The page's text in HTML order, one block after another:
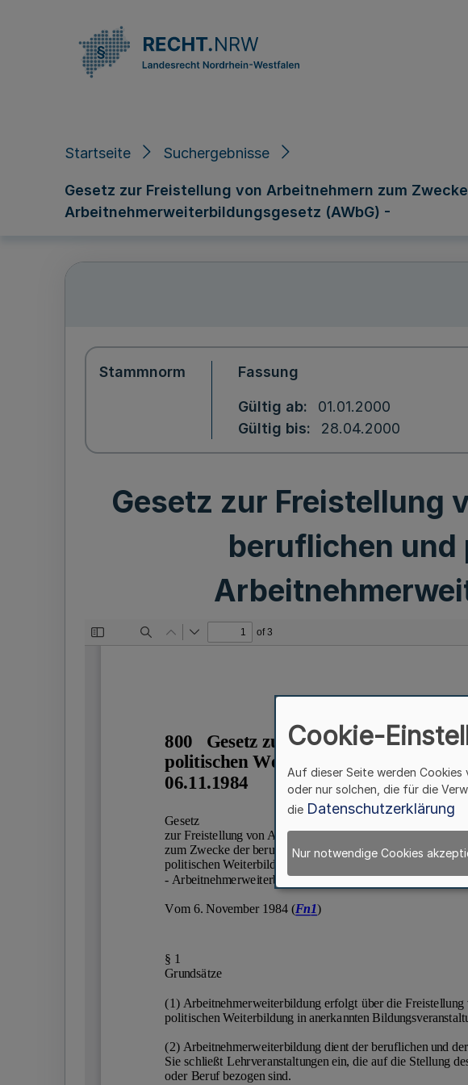
Startseite Suchergebnisse
Gesetz zur Freistellung von Arbeitnehmern zum
Arbeitnehmerweiterbildungsgesetz (AWbG) -
Stammnorm Fassung
Gültig ab
01.01.2000
Gültig bis
28.04.2000
Gesetz zur Freistellung
beruflichen
Cookie-
Auf dieser Seite werden Cookies
oder nur solchen, die für die
die Datenschutzerklärung
Nur notwendige Cookies